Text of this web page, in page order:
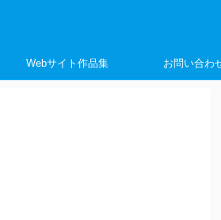
Webサイト作品集 お問い合わ